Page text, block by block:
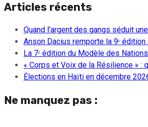
Articles récents
Quand l’argent des gangs séduit
Anson Dacius remporte la 9ᵉ
La 7ᵉ édition du Modèle des
« Corps et Voix de la Résilience » :
Élections en Haïti en décembre
Ne manquez pas :